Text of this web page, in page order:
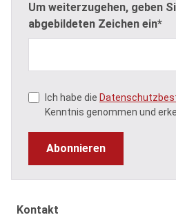
Um weiterzugehen, geben
abgebildeten Zeichen ein*
Ich habe die
Kenntnis genommen und
Abonnieren
Kontakt